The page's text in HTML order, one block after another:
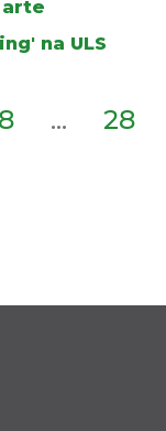
arte
na ULS
8 ... 28